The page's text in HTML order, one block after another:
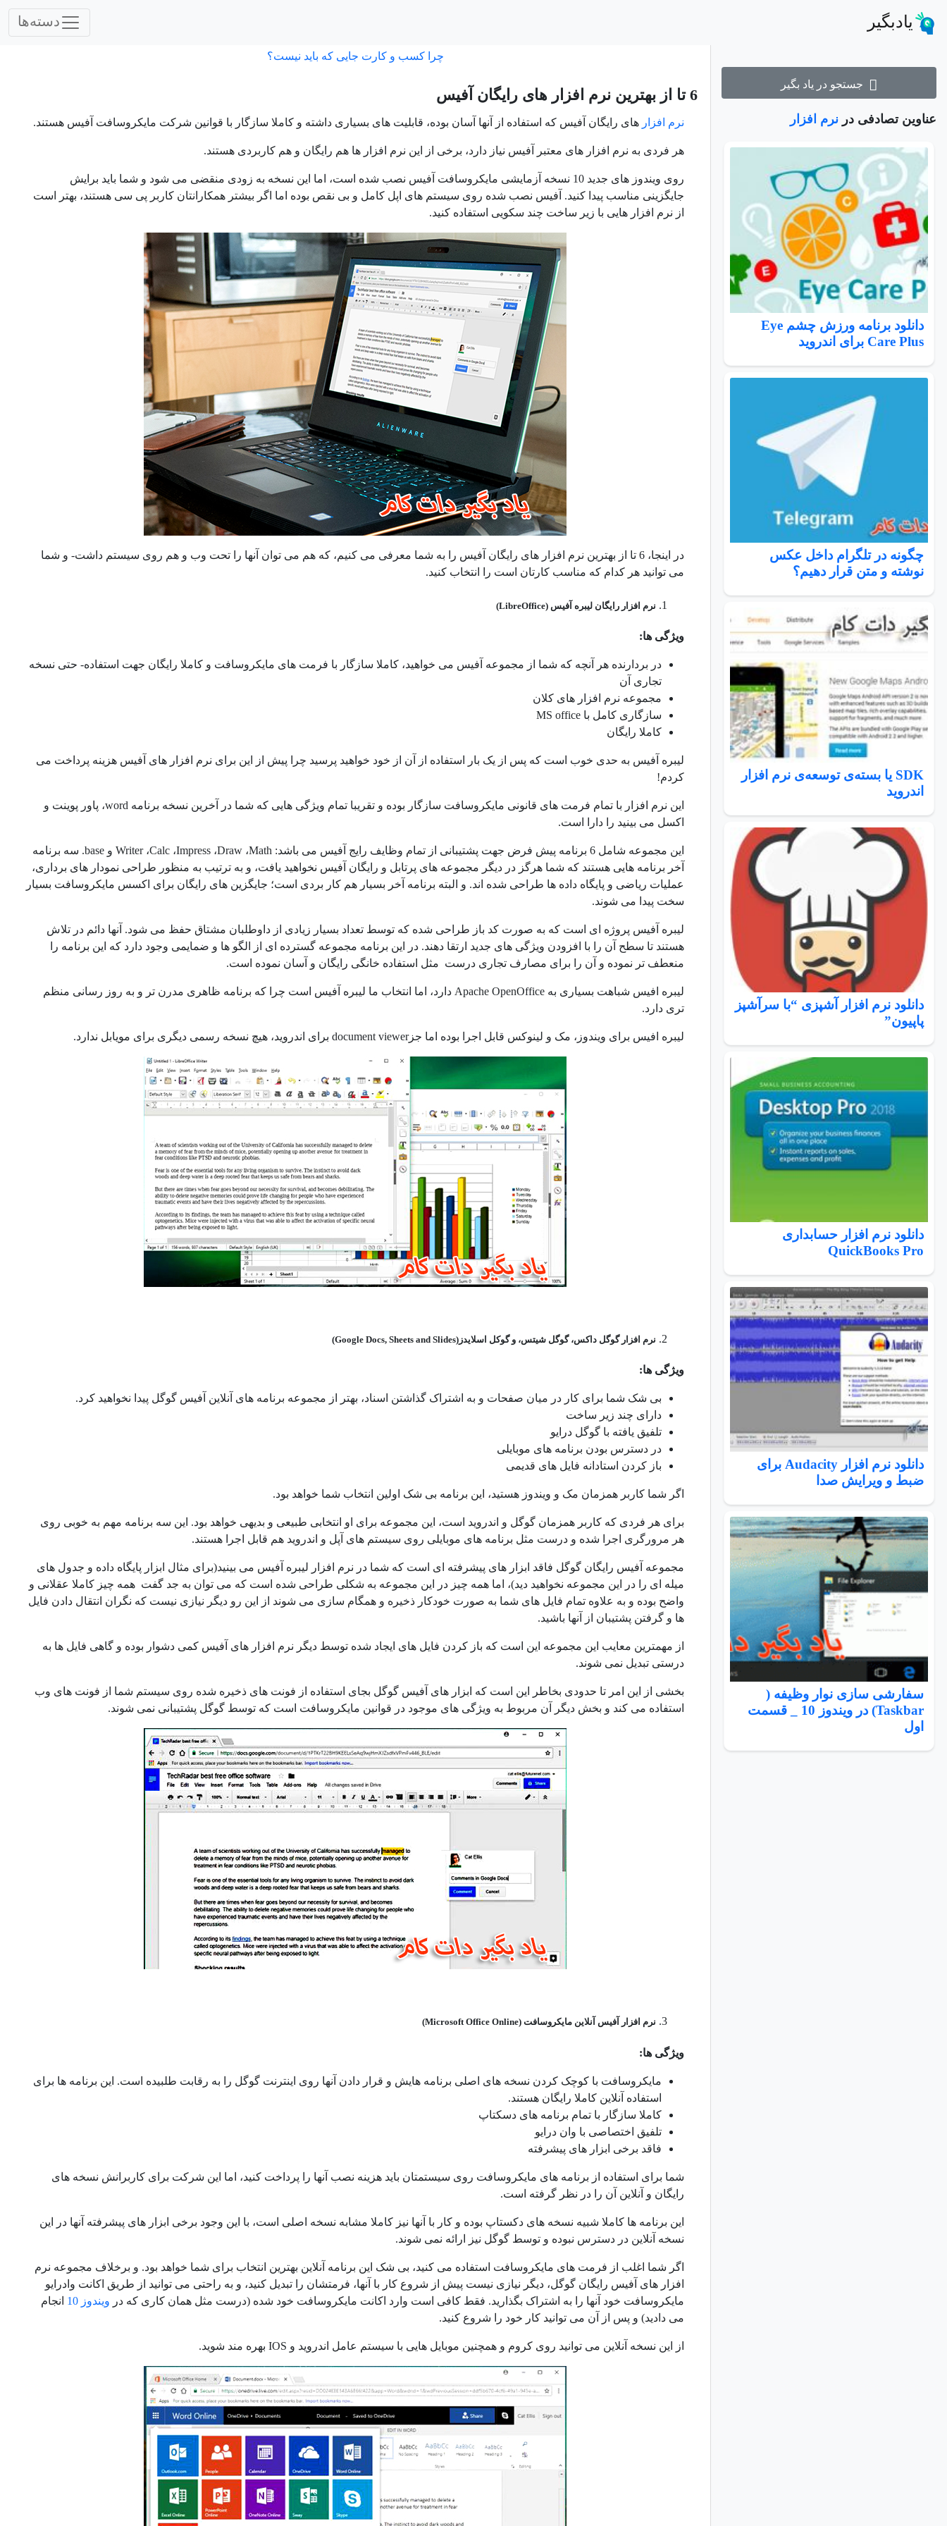
یادبگیر دسته‌ها
جستجو در یاد بگیر
عناوین تصادفی در نرم افزار
دانلود برنامه ورزش چشم Eye
Care Plus برای اندروید
چگونه در تلگرام داخل عکس
نوشته و متن قرار دهیم؟
SDK یا بسته‌ی توسعه‌ی نرم افزار
اندروید
دانلود نرم افزار آشپزی “با سرآشپز
پاپیون”
دانلود نرم افزار حسابداری
QuickBooks Pro
دانلود نرم افزار Audacity برای
ضبط و ویرایش صدا
سفارشی سازی نوار وظیفه (
Taskbar) در ویندوز 10 _ قسمت
اول
چرا کسب و کارت جایی که باید نیست؟
6 تا از بهترین نرم افزار های رایگان آفیس
نرم افزار های رایگان آفیس که استفاده از آنها آسان بوده، قابلیت های بسیاری داشته و کاملا سازگار با قوانین شرکت مایکروسافت آفیس هستند.
هر فردی به نرم افزار های معتبر آفیس نیاز دارد، برخی از این نرم افزار ها هم رایگان و هم کاربردی هستند.
روی ویندوز های جدید 10 نسخه آزمایشی مایکروسافت آفیس نصب شده است، اما این نسخه به زودی منقضی می شود و شما باید برایش
جایگزینی مناسب پیدا کنید. آفیس نصب شده روی سیستم های اپل کامل و بی نقص بوده اما اگر بیشتر همکارانتان کاربر پی سی هستند، بهتر است
از نرم افزار هایی با زیر ساخت چند سکویی استفاده کنید.
در اینجا، 6 تا از بهترین نرم افزار های رایگان آفیس را به شما معرفی می کنیم، که هم می توان آنها را تحت وب و هم روی سیستم داشت- و شما
می توانید هر کدام که مناسب کارتان است را انتخاب کنید.
نرم افزار رایگان لیبره آفیس (LibreOffice)
ویژگی ها:
در بردارنده هر آنچه که شما از مجموعه آفیس می خواهید، کاملا سازگار با فرمت های مایکروسافت و کاملا رایگان جهت استفاده- حتی نسخه
تجاری آن
مجموعه نرم افزار های کلان
سازگاری کامل با MS office
کاملا رایگان
لیبره آفیس به حدی خوب است که پس از یک بار استفاده از آن از خود خواهید پرسید چرا پیش از این برای نرم افزار های آفیس هزینه پرداخت می
کردم!
این نرم افزار با تمام فرمت های قانونی مایکروسافت سازگار بوده و تقریبا تمام ویژگی هایی که شما در آخرین نسخه برنامه word، پاور پوینت و
اکسل می بینید را دارا است.
این مجموعه شامل 6 برنامه پیش فرض جهت پشتیبانی از تمام وظایف رایج آفیس می باشد: Writer ،Calc ،Impress ،Draw ،Math و base. سه برنامه
آخر برنامه هایی هستند که شما هرگز در دیگر مجموعه های پرتابل و رایگان آفیس نخواهید یافت، و به ترتیب به منظور طراحی نمودار های برداری،
عملیات ریاضی و پایگاه داده ها طراحی شده اند. و البته برنامه آخر بسیار هم کار بردی است؛ جایگزین های رایگان برای اکسس مایکروسافت بسیار
سخت پیدا می شوند.
لیبره آفیس پروژه ای است که به صورت کد باز طراحی شده که توسط تعداد بسیار زیادی از داوطلبان مشتاق حفظ می شود. آنها دائم در تلاش
هستند تا سطح آن را با افزودن ویژگی های جدید ارتقا دهند. در این برنامه مجموعه گسترده ای از الگو ها و ضمایمی وجود دارد که این برنامه را
منعطف تر نموده و آن را برای مصارف تجاری درست مثل استفاده خانگی رایگان و آسان نموده است.
لیبره افیس شباهت بسیاری به Apache OpenOffice دارد، اما انتخاب ما لیبره آفیس است چرا که برنامه ظاهری مدرن تر و به روز رسانی منظم
تری دارد.
لیبره افیس برای ویندوز، مک و لینوکس قابل اجرا بوده اما جزdocument viewer برای اندروید، هیچ نسخه رسمی دیگری برای مویابل ندارد.
نرم افزار گوگل داکس، گوگل شیتس، و گوکل اسلایدز(Google Docs, Sheets and Slides)
ویژگی ها:
بی شک شما برای کار در میان صفحات و به اشتراک گذاشتن اسناد، بهتر از مجموعه برنامه های آنلاین آفیس گوگل پیدا نخواهید کرد.
دارای چند زیر ساخت
تلفیق یافته با گوگل درایو
در دسترس بودن برنامه های موبایلی
باز کردن استادانه فایل های قدیمی
اگر شما کاربر همزمان مک و ویندوز هستید، این برنامه بی شک اولین انتخاب شما خواهد بود.
برای هر فردی که کاربر همزمان گوگل و اندروید است، این مجموعه برای او انتخابی طبیعی و بدیهی خواهد بود. این سه برنامه مهم به خوبی روی
هر مرورگری اجرا شده و درست مثل برنامه های موبایلی روی سیستم های آپل و اندروید هم قابل اجرا هستند.
مجموعه آفیس رایگان گوگل فاقد ابزار های پیشرفته ای است که شما در نرم افزار لیبره آفیس می بینید(برای مثال ابزار پایگاه داده و جدول های
میله ای را در این مجموعه نخواهید دید)، اما همه چیز در این مجموعه به شکلی طراحی شده است که می توان به جد گفت همه چیز کاملا عقلانی و
واضح بوده و به علاوه تمام فایل های شما به صورت خودکار ذخیره و همگام سازی می شوند از این رو دیگر نیازی نیست که نگران انتقال دادن فایل
ها و گرفتن پشتیبان از آنها باشید.
از مهمترین معایب این مجموعه این است که باز کردن فایل های ایجاد شده توسط دیگر نرم افزار های آفیس کمی دشوار بوده و گاهی فایل ها به
درستی تبدیل نمی شوند.
بخشی از این امر تا حدودی بخاطر این است که ابزار های آفیس گوگل بجای استفاده از فونت های ذخیره شده روی سیستم شما از فونت های وب
استفاده می کند و بخش دیگر آن مربوط به ویژگی های موجود در قوانین مایکروسافت است که توسط گوگل پشتیبانی نمی شوند.
نرم افزار آفیس آنلاین مایکروسافت (Microsoft Office Online)
ویژگی ها:
مایکروسافت با کوچک کردن نسخه های اصلی برنامه هایش و قرار دادن آنها روی اینترنت گوگل را به رقابت طلبیده است. این برنامه ها برای
استفاده آنلاین کاملا رایگان هستند.
کاملا سازگار با تمام برنامه های دسکتاپ
تلفیق اختصاصی با وان درایو
فاقد برخی ابزار های پیشرفته
شما برای استفاده از برنامه های مایکروسافت روی سیستمتان باید هزینه نصب آنها را پرداخت کنید، اما این شرکت برای کاربرانش نسخه های
رایگان و آنلاین آن را در نظر گرفته است.
این برنامه ها کاملا شبیه نسخه های دکستاپ بوده و کار با آنها نیز کاملا مشابه نسخه اصلی است، با این وجود برخی ابزار های پیشرفته آنها در این
نسخه آنلاین در دسترس نبوده و توسط گوگل نیز ارائه نمی شوند.
اگر شما اغلب از فرمت های مایکروسافت استفاده می کنید، بی شک این برنامه آنلاین بهترین انتخاب برای شما خواهد بود. و برخلاف مجموعه نرم
افزار های آفیس رایگان گوگل، دیگر نیازی نیست پیش از شروع کار با آنها، فرمتشان را تبدیل کنید، و به راحتی می توانید از طریق اکانت وادرایو
مایکروسافت خود آنها را به اشتراک بگذارید. فقط کافی است وارد اکانت مایکروسافت خود شده (درست مثل همان کاری که در ویندوز 10
انجام
می دادید) و پس از آن می توانید کار خود را شروع کنید.
از این نسخه آنلاین می توانید روی کروم و همچنین موبایل هایی با سیستم عامل اندروید و IOS بهره مند شوید.